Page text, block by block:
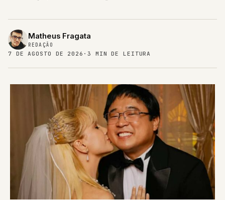
REDAÇÃO
7 DE AGOSTO DE 2026